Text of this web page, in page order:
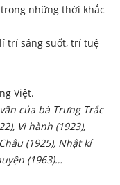
những thời khắc
trí sáng suốt, trí tuệ
Việt.
của bà Trưng Trắc
Vi hành (1923),
(1925), Nhật kí
(1963)…